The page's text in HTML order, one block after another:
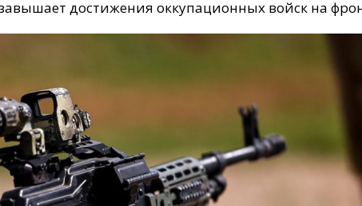
достижения оккупационных войск на